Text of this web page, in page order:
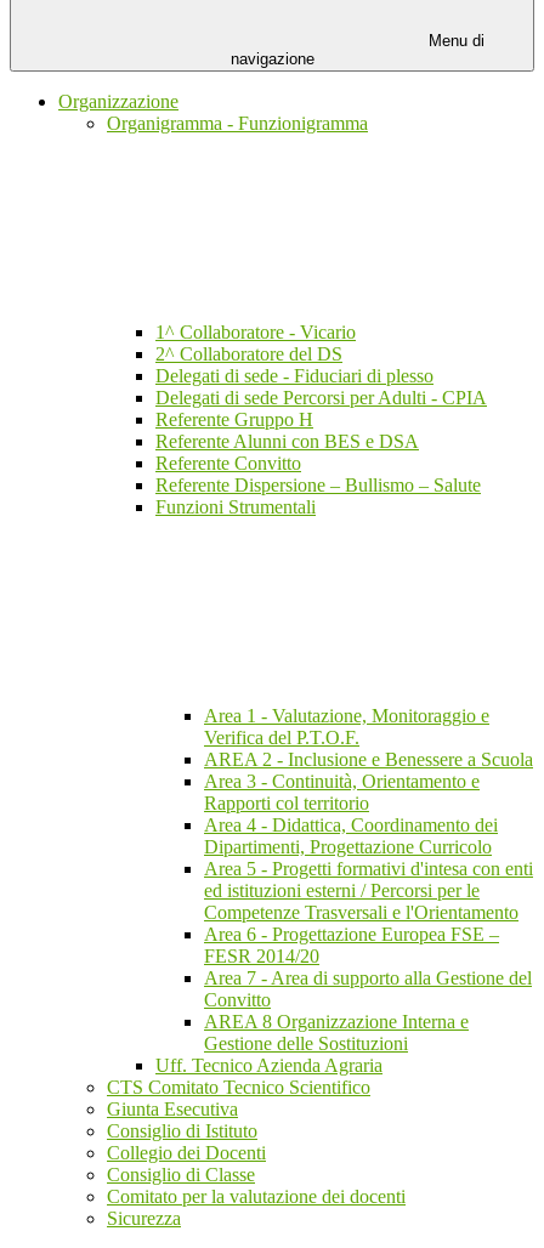
Menu di
navigazione
Organizzazione
Organigramma - Funzionigramma
1^ Collaboratore - Vicario
2^ Collaboratore del DS
Delegati di sede - Fiduciari di plesso
Delegati di sede Percorsi per Adulti - CPIA
Referente Gruppo H
Referente Alunni con BES e DSA
Referente Convitto
Referente Dispersione – Bullismo – Salute
Funzioni Strumentali
Area 1 - Valutazione, Monitoraggio e
Verifica del P.T.O.F.
AREA 2 - Inclusione e Benessere a Scuola
Area 3 - Continuità, Orientamento e
Rapporti col territorio
Area 4 - Didattica, Coordinamento dei
Dipartimenti, Progettazione Curricolo
Area 5 - Progetti formativi d'intesa con enti
ed istituzioni esterni / Percorsi per le
Competenze Trasversali e l'Orientamento
Area 6 - Progettazione Europea FSE –
FESR 2014/20
Area 7 - Area di supporto alla Gestione del
Convitto
AREA 8 Organizzazione Interna e
Gestione delle Sostituzioni
Uff. Tecnico Azienda Agraria
CTS Comitato Tecnico Scientifico
Giunta Esecutiva
Consiglio di Istituto
Collegio dei Docenti
Consiglio di Classe
Comitato per la valutazione dei docenti
Sicurezza